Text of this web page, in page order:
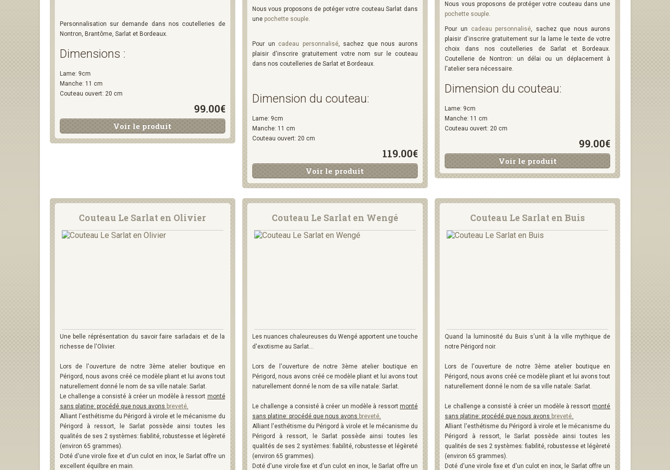
Personnalisation sur demande dans nos coutelleries de
Nontron, Brantôme, Sarlat et Bordeaux.
Dimensions :
Lame: 9cm
Manche: 11 cm
Couteau ouvert: 20 cm
99.00€
Voir le produit
Nous vous proposons de potéger votre couteau Sarlat dans
une pochette souple.
Pour un cadeau personnalisé, sachez que nous aurons
plaisir d'inscrire gratuitement votre nom sur le couteau
dans nos coutelleries de Sarlat et Bordeaux.
Dimension du couteau:
Lame: 9cm
Manche: 11 cm
Couteau ouvert: 20 cm
119.00€
Voir le produit
Nous vous proposons de protéger votre couteau dans une
pochette souple.
Pour un cadeau personnalisé, sachez que nous aurons
plaisir d'inscrire gratuitement sur la lame le texte de votre
choix dans nos coutelleries de Sarlat et Bordeaux.
Coutellerie de Nontron: un délai ou un déplacement à
l'atelier sera nécessaire.
Dimension du couteau:
Lame: 9cm
Manche: 11 cm
Couteau ouvert: 20 cm
99.00€
Voir le produit
Couteau Le Sarlat en Olivier
Une belle réprésentation du savoir faire sarladais et de la
richesse de l'Olivier.
Lors de l'ouverture de notre 3ème atelier boutique en
Périgord, nous avons créé ce modèle pliant et lui avons tout
naturellement donné le nom de sa ville natale: Sarlat.
Le challenge a consisté à créer un modèle à ressort monté
sans platine: procédé que nous avons breveté.
Alliant l'esthétisme du Périgord à virole et le mécanisme du
Périgord à ressort, le Sarlat possède ainsi toutes les
qualités de ses 2 systèmes: fiabilité, robustesse et légèreté
(environ 65 grammes).
Doté d'une virole fixe et d'un culot en inox, le Sarlat offre un
excellent équilbre en main.
Couteau Le Sarlat en Wengé
Les nuances chaleureuses du Wengé apportent une touche
d'exotisme au Sarlat...
Lors de l'ouverture de notre 3ème atelier boutique en
Périgord, nous avons créé ce modèle pliant et lui avons tout
naturellement donné le nom de sa ville natale: Sarlat.
Le challenge a consisté à créer un modèle à ressort monté
sans platine: procédé que nous avons breveté.
Alliant l'esthétisme du Périgord à virole et le mécanisme du
Périgord à ressort, le Sarlat possède ainsi toutes les
qualités de ses 2 systèmes: fiabilité, robustesse et légèreté
(environ 65 grammes).
Doté d'une virole fixe et d'un culot en inox, le Sarlat offre un
Couteau Le Sarlat en Buis
Quand la luminosité du Buis s'unit à la ville mythique de
notre Périgord noir.
Lors de l'ouverture de notre 3ème atelier boutique en
Périgord, nous avons créé ce modèle pliant et lui avons tout
naturellement donné le nom de sa ville natale: Sarlat.
Le challenge a consisté à créer un modèle à ressortmonté
sans platine: procédé que nous avons breveté.
Alliant l'esthétisme du Périgord à virole et le mécanisme du
Périgord à ressort, le Sarlat possède ainsi toutes les
qualités de ses 2 systèmes: fiabilité, robustesse et légèreté
(environ 65 grammes).
Doté d'une virole fixe et d'un culot en inox, le Sarlat offre un